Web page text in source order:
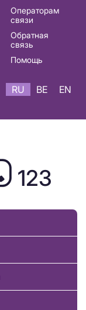
Операторам
связи
Обратная
связь
Помощь
RU BE EN
123